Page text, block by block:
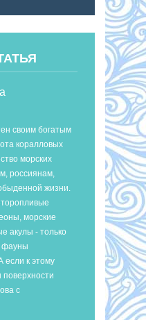
своим богатым
коралловых
морских
россиянам,
жизни.
морские
акулы - только
фауны
если к этому
поверхности
с